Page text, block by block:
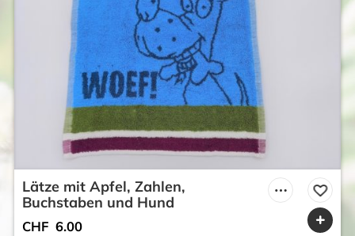
Lätze mit Apfel, Zahlen,
Buchstaben und Hund
CHF 6.00